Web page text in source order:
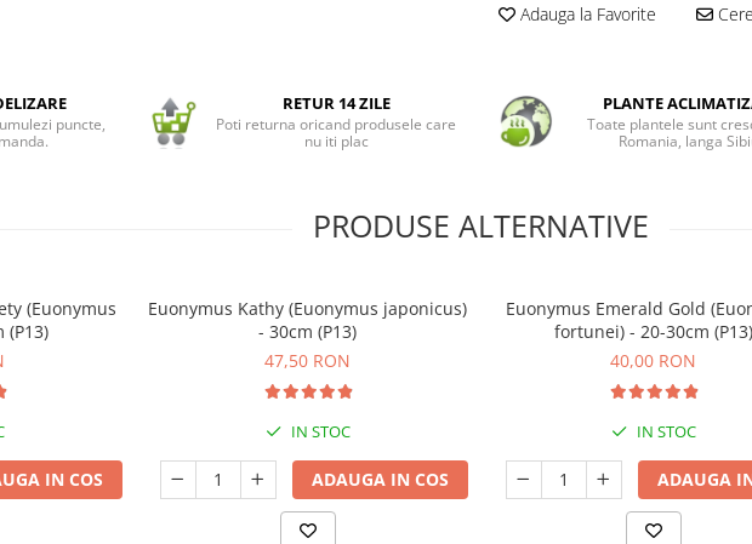
Adauga la Favorite
puncte,
RETUR 14 ZILE
Poti returna oricand produsele care
nu iti plac
PLANTE
Toate plantele sunt
Romania, langa
PRODUSE ALTERNATIVE
(Euonymus
(P13)
IN COS
Euonymus Kathy (Euonymus japonicus)
- 30cm (P13)
47,50 RON
IN STOC
ADAUGA IN COS
Euonymus Emerald Gold
fortunei) - 20-30cm (P13)
40,00 RON
IN STOC
ADAUGA